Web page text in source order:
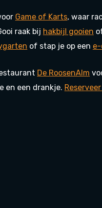
Game of Karts, waar
raak bij hakbijl gooien
of stap je op een
De RoosenAlm
en een drankje.